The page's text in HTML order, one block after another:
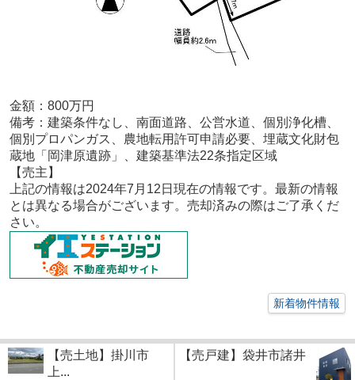
金額：800万円
備考： 建築条件なし、南面道路、公営水道、個別浄化槽、
個別プロパンガス、農地転用許可申請必要、埋蔵文化財包
蔵地「岡津原遺跡」、建築基準法22条指定区域
【売主 】
上記の情報は2024年7月12 日現在の情報です。最新の情報
とは異なる場合がございます。売却済みの際はご了承くだ
さい。
新着物件情報
【売土地】掛川市
上...
【売戸建】袋井市諸井